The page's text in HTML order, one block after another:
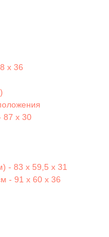
х 36
87 х 30
- 83 х 59,5 х 31
- 91 х 60 х 36